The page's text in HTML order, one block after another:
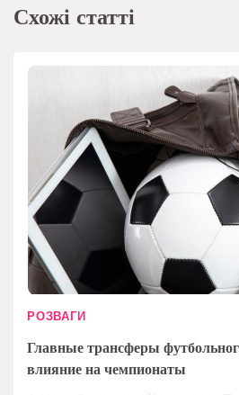
Схожі статті
РОЗВАГИ
Главные трансферы
влияние на чемпионаты